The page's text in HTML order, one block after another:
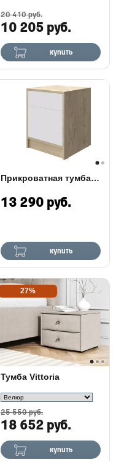
20 410 руб.
10 205 руб.
купить
Прикроватная тумба Odda
13 290 руб.
купить
27%
Тумба Vittoria
25 550 руб.
18 652 руб.
купить